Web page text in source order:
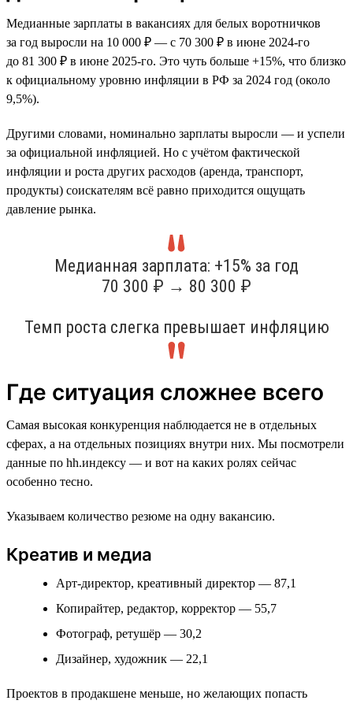
Медианные зарплаты в вакансиях для белых воротничков
за год выросли на 10 000 ₽ — с 70 300 ₽ в июне 2024-го
до 81 300 ₽ в июне 2025-го. Это чуть больше +15%, что близко
к официальному уровню инфляции в РФ за 2024 год (около
9,5%).
Другими словами, номинально зарплаты выросли — и успели
за официальной инфляцией. Но с учётом фактической
инфляции и роста других расходов (аренда, транспорт,
продукты) соискателям всё равно приходится ощущать
давление рынка.
Медианная зарплата: +15% за год
70 300 ₽ → 80 300 ₽
Темп роста слегка превышает инфляцию
Где ситуация сложнее всего
Самая высокая конкуренция наблюдается не в отдельных
сферах, а на отдельных позициях внутри них. Мы посмотрели
данные по hh.индексу — и вот на каких ролях сейчас
особенно тесно.
Указываем количество резюме на одну вакансию.
Креатив и медиа
Арт-директор, креативный директор — 87,1
Копирайтер, редактор, корректор — 55,7
Фотограф, ретушёр — 30,2
Дизайнер, художник — 22,1
Проектов в продакшене меньше, но желающих попасть